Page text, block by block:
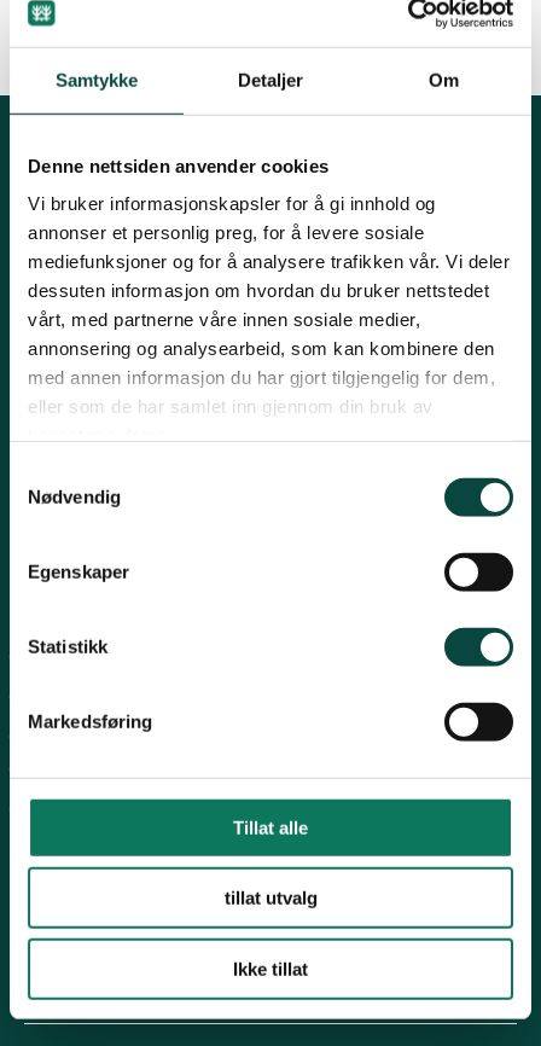
Samtykke Detaljer Om
Denne nettsiden anvender cookies
Vi bruker informasjonskapsler for å gi innhold og
annonser et personlig preg, for å levere sosiale
mediefunksjoner og for å analysere trafikken vår. Vi deler
dessuten informasjon om hvordan du bruker nettstedet
vårt, med partnerne våre innen sosiale medier,
annonsering og analysearbeid, som kan kombinere den
med annen informasjon du har gjort tilgjengelig for dem,
eller som de har samlet inn gjennom din bruk av
Nødvendig
Egenskaper
Statistikk
Markedsføring
Tillat alle
tillat utvalg
Ikke tillat
Støtt oss
Møre og Romsdal
Nordland
Oslo og Akershus
Sogn og Fjordane
Telemark
Rogaland
ByHolger Schlaupitz
16.11.2015 17:27
Kontakt oss
Mariboes gate 8, 0183 Oslo
E-post:naturvern@naturvernforbundet.no
Telefon: (+47) 23 10 96 10
Org.nr: 938 418 837
Giverkonto: 7874 0555986
Vipps: 13042
For tillitsvalgte
Personvern
Engasjer deg
Følg oss